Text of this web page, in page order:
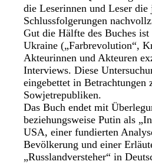
die Leserinnen und Leser
Schlussfolgerungen
Gut die Hälfte des Buches
Ukraine („Farbrevolution“,
Akteurinnen und Akteuren
Interviews. Diese
eingebettet in Betrachtungen
Sowjetrepubliken.
Das Buch endet mit
beziehungsweise Putin als
USA, einer fundierten
Bevölkerung und einer
„Russlandversteher“ in